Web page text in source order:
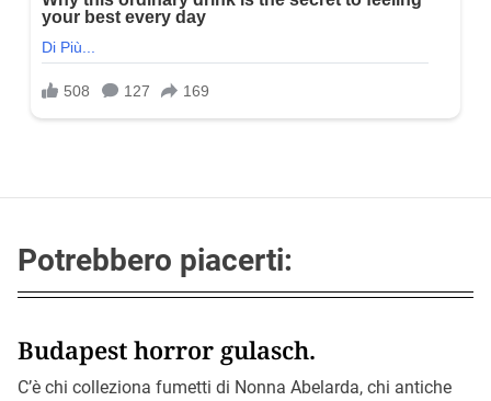
Potrebbero piacerti:
Budapest horror gulasch.
C’è chi colleziona fumetti di Nonna Abelarda, chi antiche